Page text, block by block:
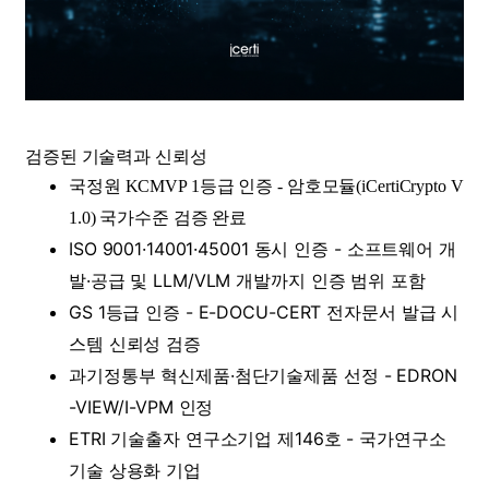
검증된 기술력과 신뢰성
국정원 KCMVP 1등급 인증 - 암호모듈(iCertiCrypto V
1.0) 국가수준 검증 완료
ISO 9001·14001·45001 동시 인증 - 소프트웨어 개
발·공급 및 LLM/VLM 개발까지 인증 범위 포함
GS 1등급 인증 - E-DOCU-CERT 전자문서 발급 시
스템 신뢰성 검증
과기정통부 혁신제품·첨단기술제품 선정 - EDRON
-VIEW/I-VPM 인정
ETRI 기술출자 연구소기업 제146호 - 국가연구소
기술 상용화 기업